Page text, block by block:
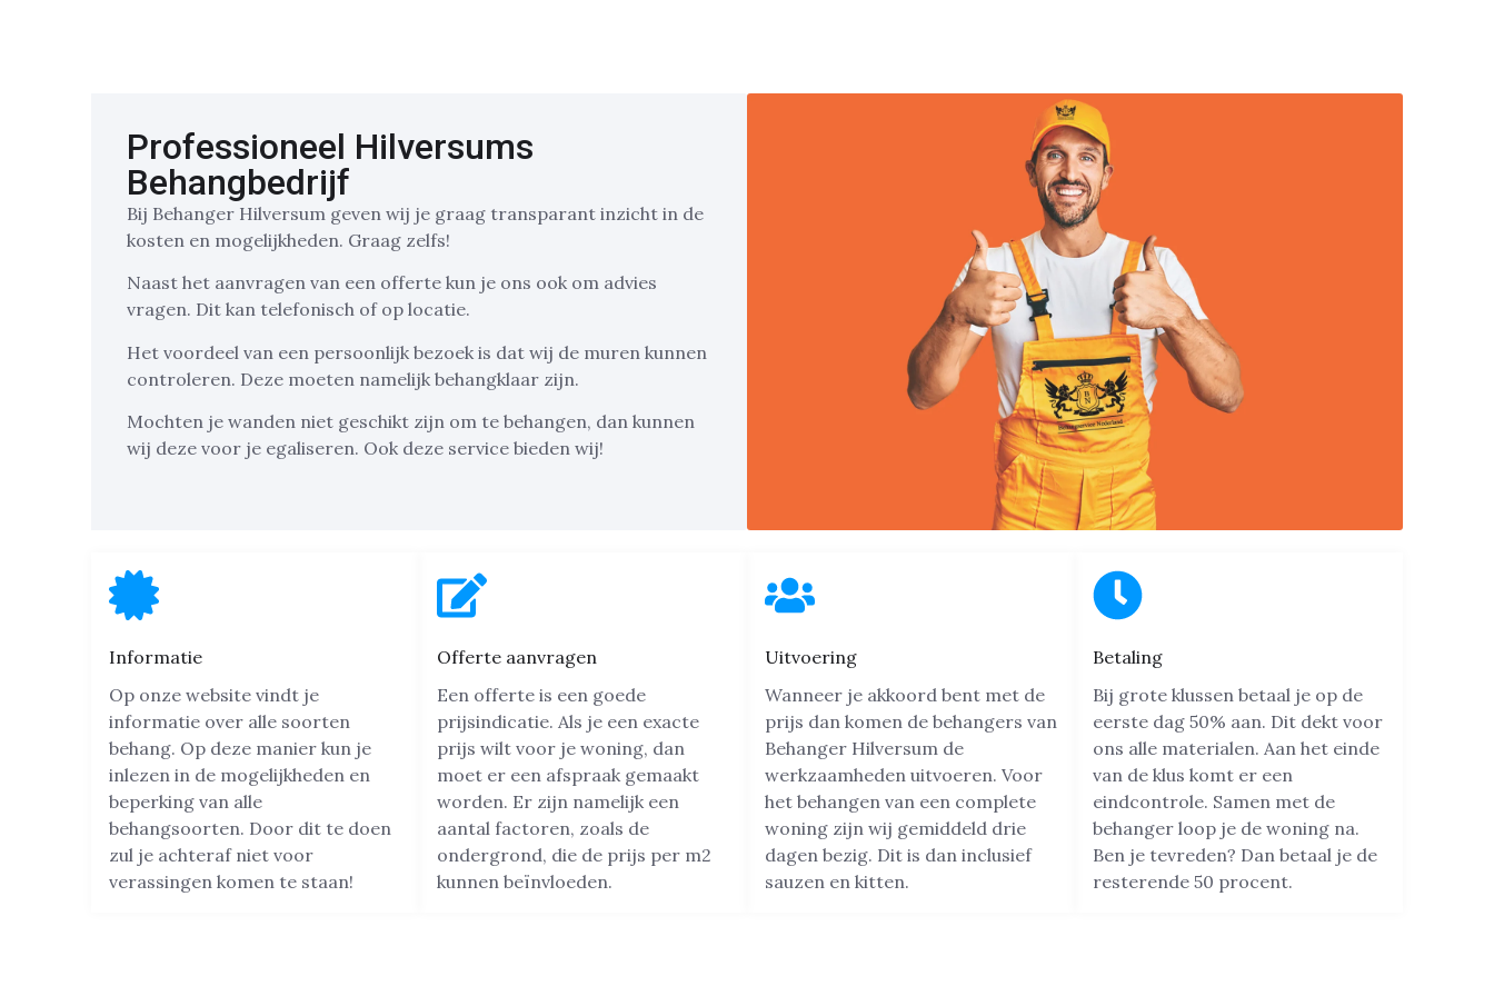
Professioneel Hilversums
Behangbedrijf
Bij Behanger Hilversum geven wij je graag transparant inzicht in de
kosten en mogelijkheden. Graag zelfs!
Naast het aanvragen van een offerte kun je ons ook om advies
vragen. Dit kan telefonisch of op locatie.
Het voordeel van een persoonlijk bezoek is dat wij de muren kunnen
controleren. Deze moeten namelijk behangklaar zijn.
Mochten je wanden niet geschikt zijn om te behangen, dan kunnen
wij deze voor je egaliseren. Ook deze service bieden wij!
Informatie
Op onze website vindt je
informatie over alle soorten
behang. Op deze manier kun je
inlezen in de mogelijkheden en
beperking van alle
behangsoorten. Door dit te doen
zul je achteraf niet voor
verassingen komen te staan!
Offerte aanvragen
Een offerte is een goede
prijsindicatie. Als je een exacte
prijs wilt voor je woning, dan
moet er een afspraak gemaakt
worden. Er zijn namelijk een
aantal factoren, zoals de
ondergrond, die de prijs per m2
kunnen beïnvloeden.
Uitvoering
Wanneer je akkoord bent met de
prijs dan komen de behangers van
Behanger Hilversum de
werkzaamheden uitvoeren. Voor
het behangen van een complete
woning zijn wij gemiddeld drie
dagen bezig. Dit is dan inclusief
sauzen en kitten.
Betaling
Bij grote klussen betaal je op de
eerste dag 50% aan. Dit dekt voor
ons alle materialen. Aan het einde
van de klus komt er een
eindcontrole. Samen met de
behanger loop je de woning na.
Ben je tevreden? Dan betaal je de
resterende 50 procent.